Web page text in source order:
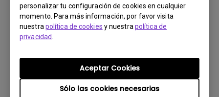
personalizar tu configuración de cookies en cualquier
momento. Para más información, por favor visita
nuestra política de cookies y nuestra política de
privacidad
Sólo las cookies necesarias
Aceptar Cookies
de BenQ que deba quitarse?
¿Todos los monitores de BenQ o solo
¿El monitor de BenQ utiliza iluminación LED
de matriz completa o iluminación LED con